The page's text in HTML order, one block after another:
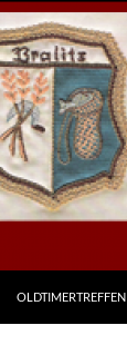
OLDTIMERTREFFEN